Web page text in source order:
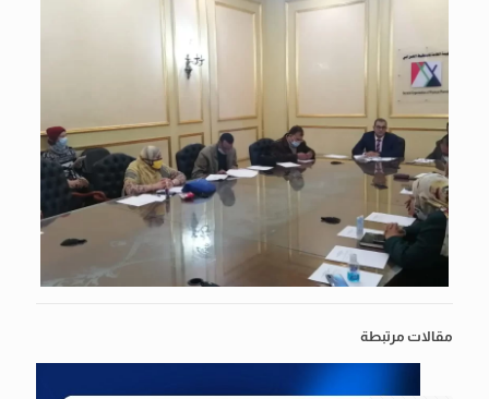
مقالات مرتبطة